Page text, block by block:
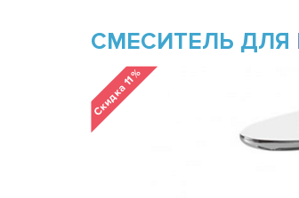
СМЕСИТЕЛЬ ДЛЯ
Скидка 11 %